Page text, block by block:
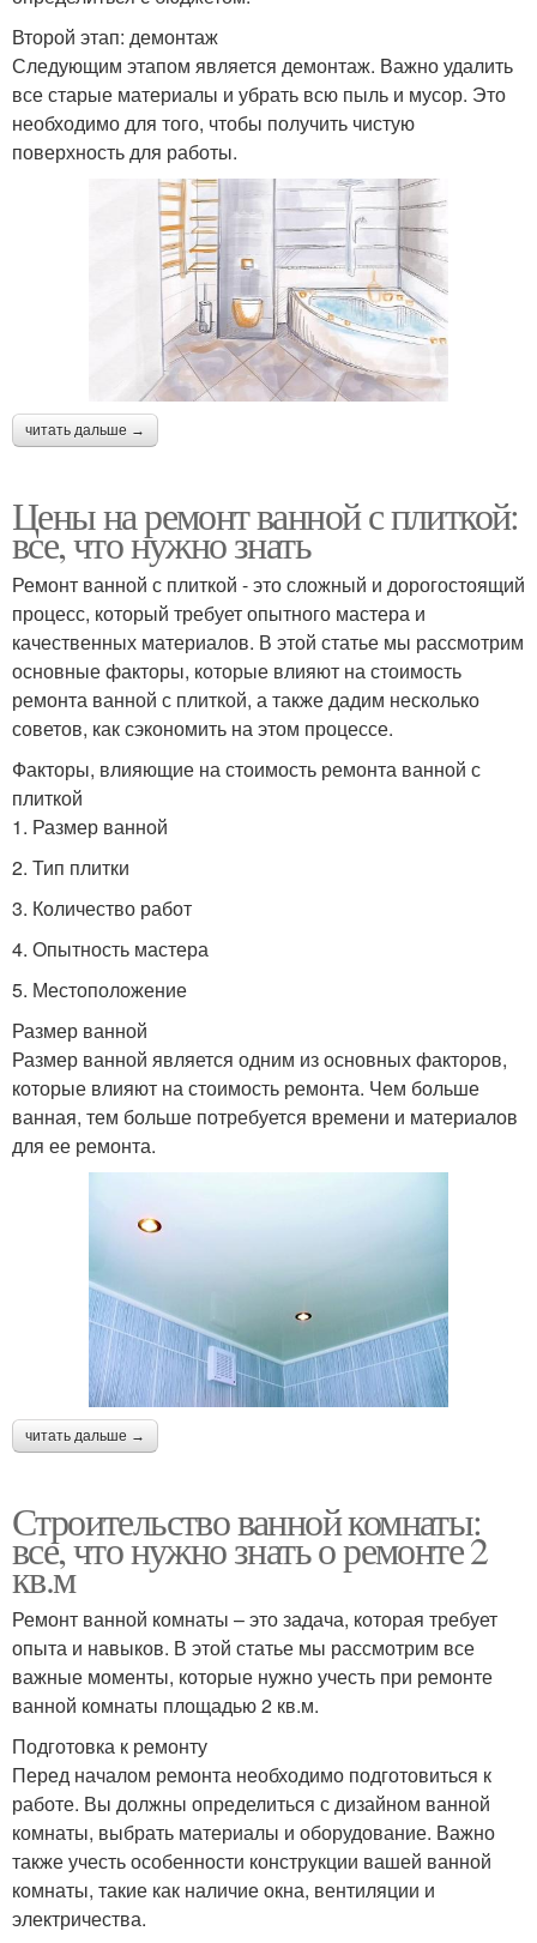
Второй этап: демонтаж
Следующим этапом является демонтаж. Важно удалить
все старые материалы и убрать всю пыль и мусор. Это
необходимо для того, чтобы получить чистую
поверхность для работы.
читать дальше →
Цены на ремонт ванной с плиткой:
все, что нужно знать
Ремонт ванной с плиткой - это сложный и дорогостоящий
процесс, который требует опытного мастера и
качественных материалов. В этой статье мы рассмотрим
основные факторы, которые влияют на стоимость
ремонта ванной с плиткой, а также дадим несколько
советов, как сэкономить на этом процессе.
Факторы, влияющие на стоимость ремонта ванной с
плиткой
1. Размер ванной
2. Тип плитки
3. Количество работ
4. Опытность мастера
5. Местоположение
Размер ванной
Размер ванной является одним из основных факторов,
которые влияют на стоимость ремонта. Чем больше
ванная, тем больше потребуется времени и материалов
для ее ремонта.
читать дальше →
Строительство ванной комнаты:
все, что нужно знать о ремонте 2
кв.м
Ремонт ванной комнаты – это задача, которая требует
опыта и навыков. В этой статье мы рассмотрим все
важные моменты, которые нужно учесть при ремонте
ванной комнаты площадью 2 кв.м.
Подготовка к ремонту
Перед началом ремонта необходимо подготовиться к
работе. Вы должны определиться с дизайном ванной
комнаты, выбрать материалы и оборудование. Важно
также учесть особенности конструкции вашей ванной
комнаты, такие как наличие окна, вентиляции и
электричества.